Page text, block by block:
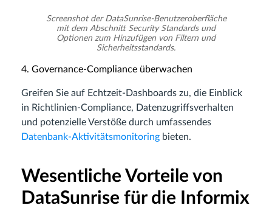
Screenshot der DataSunrise-Benutzeroberfläche
mit dem Abschnitt Security Standards und
Optionen zum Hinzufügen von Filtern und
Sicherheitsstandards.
4. Governance-Compliance überwachen
Greifen Sie auf Echtzeit-Dashboards zu, die Einblick
in Richtlinien-Compliance, Datenzugriffsverhalten
und potenzielle Verstöße durch umfassendes
Datenbank-Aktivitätsmonitoring bieten.
Wesentliche Vorteile von
DataSunrise für die Informix